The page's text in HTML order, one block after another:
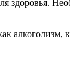
алкоголизм,